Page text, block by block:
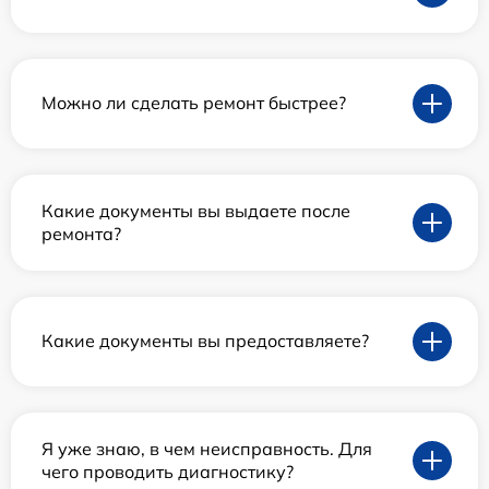
Можно ли сделать ремонт быстрее?
Какие документы вы выдаете после
ремонта?
Какие документы вы предоставляете?
Я уже знаю, в чем неисправность. Для
чего проводить диагностику?